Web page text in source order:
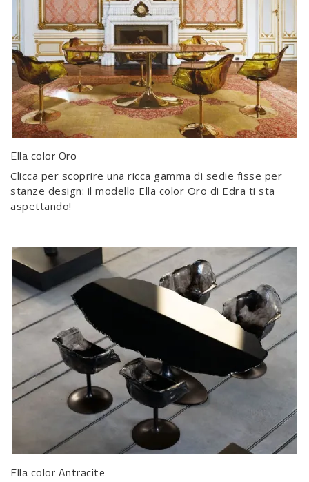
Ella color Oro
Clicca per scoprire una ricca gamma di sedie fisse per
stanze design: il modello Ella color Oro di Edra ti sta
aspettando!
Ella color Antracite